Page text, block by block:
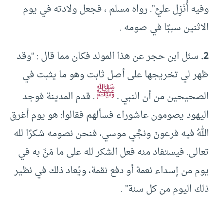
وفيه أُنْزِل عليَّ”. رواه مسلم ، فجعل ولادته في يوم
الاثنين سببًا في صومه .
2. سئل ابن حجر عن هذا المولد فكان مما قال : “وقد
ظهر لي تخريجها على أصل ثابت وهو ما يثبت في
الصحيحين من أن النبي ـﷺـ قدم المدينة فوجد
اليهود يصومون عاشوراء فسألهم فقالوا: هو يوم أغرق
اللهُ فيه فرعونَ ونجَّي موسي، فنحن نصومه شكرًا لله
تعالى. فيستفاد منه فعل الشكر لله على ما مَنَّ به في
يوم من إسداء نعمة أو دفع نقمة، ويُعاد ذلك في نظير
ذلك اليوم من كل سنة” .